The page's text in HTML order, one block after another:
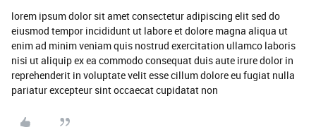
lorem ipsum dolor sit amet consectetur adipiscing elit sed do
eiusmod tempor incididunt ut labore et dolore magna aliqua ut
enim ad minim veniam quis nostrud exercitation ullamco laboris
nisi ut aliquip ex ea commodo consequat duis aute irure dolor in
reprehenderit in voluptate velit esse cillum dolore eu fugiat nulla
pariatur excepteur sint occaecat cupidatat non